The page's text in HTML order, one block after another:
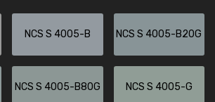
NCS S 4005-B NCS S 4005-B20G
NCS S 4005-B80G NCS S 4005-G